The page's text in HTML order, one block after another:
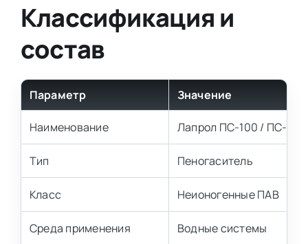
Классификация и
состав
Параметр Значение
Наименование Лапрол ПС-100 / ПС-
Тип Пеногаситель
Класс Неионогенные ПАВ
Среда применения Водные системы